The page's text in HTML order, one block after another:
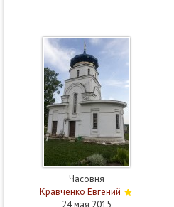
Часовня
Кравченко Евгений
24 мая 2015